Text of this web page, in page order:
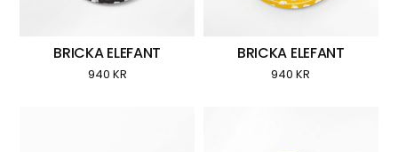
BRICKA ELEFANT
940 KR
BRICKA ELEFANT
940KR